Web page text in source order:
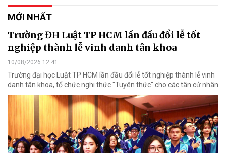
MỚI NHẤT
Trường ĐH Luật TP HCM lần đầu đổi lễ tốt
nghiệp thành lễ vinh danh tân khoa
10/08/2026 12:41
Trường đại học Luật TP HCM lần đầu đổi lễ tốt nghiệp thành lễ vinh
danh tân khoa, tổ chức nghi thức "Tuyên thức" cho các tân cử nhân